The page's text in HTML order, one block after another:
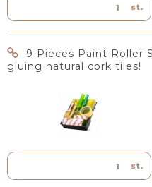
st.
9 Pieces Paint Roller
gluing natural cork tiles!
st.